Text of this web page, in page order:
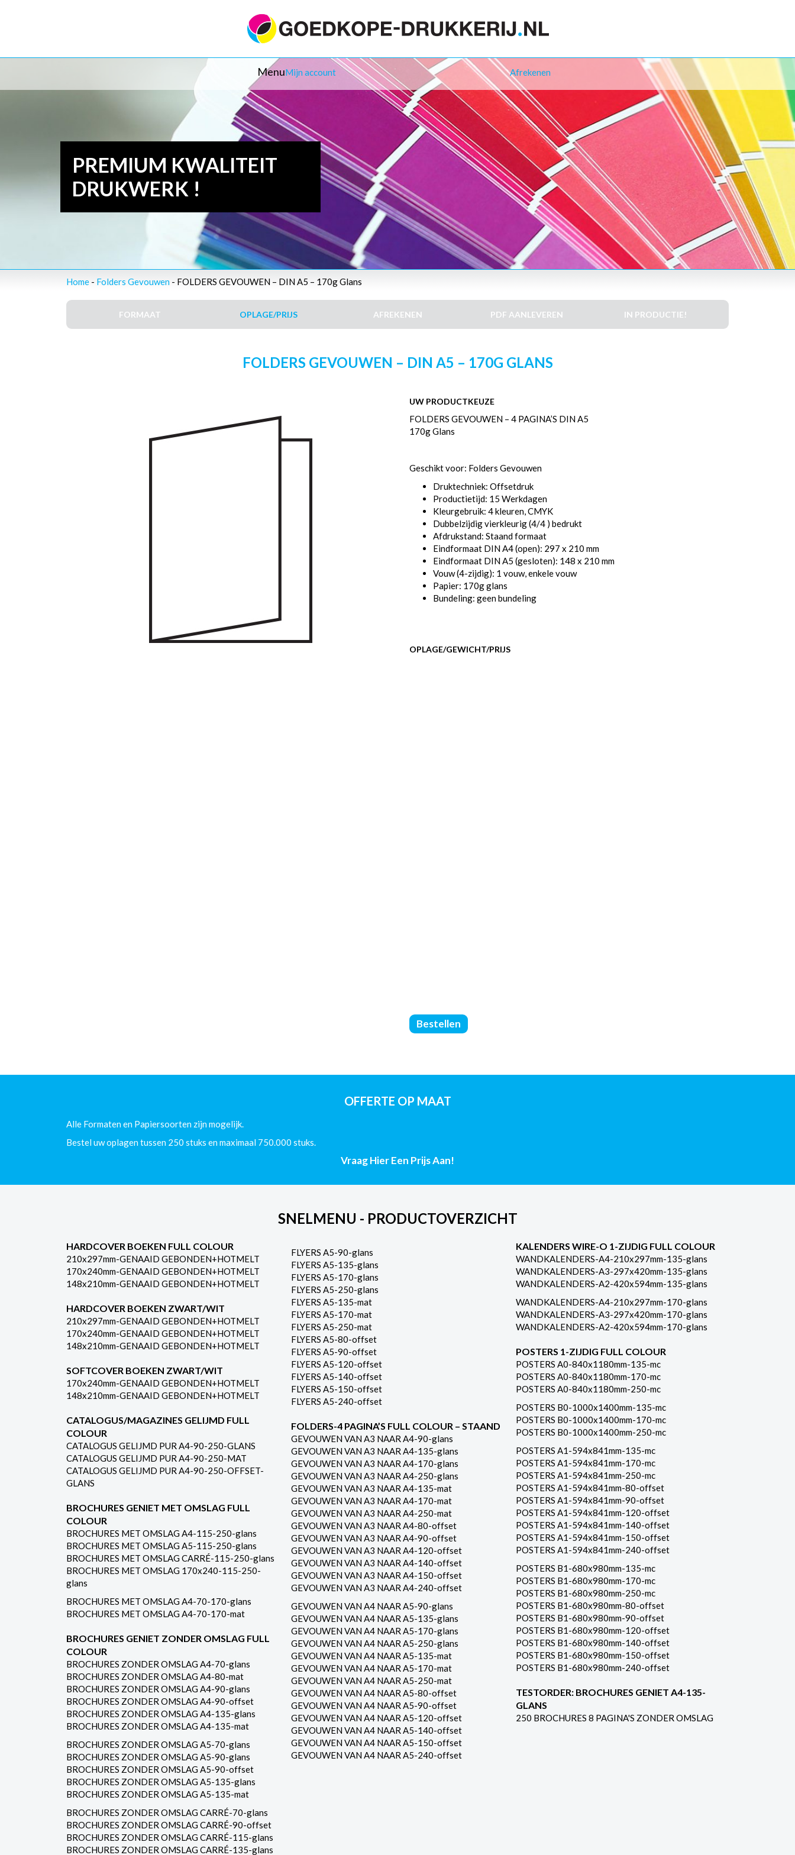
MenuMijn account Afrekenen
PREMIUM KWALITEIT
DRUKWERK !
Home - Folders Gevouwen - FOLDERS GEVOUWEN – DIN A5 – 170g Glans
FORMAAT OPLAGE/PRIJS AFREKENEN PDF AANLEVEREN IN PRODUCTIE!
FOLDERS GEVOUWEN – DIN A5 – 170G GLANS
UW PRODUCTKEUZE
FOLDERS GEVOUWEN – 4 PAGINA’S DIN A5
170g Glans
Geschikt voor: Folders Gevouwen
Druktechniek: Offsetdruk
Productietijd: 15 Werkdagen
Kleurgebruik: 4 kleuren, CMYK
Dubbelzijdig vierkleurig (4/4 ) bedrukt
Afdrukstand: Staand formaat
Eindformaat DIN A4 (open): 297 x 210 mm
Eindformaat DIN A5 (gesloten): 148 x 210 mm
Vouw (4-zijdig): 1 vouw, enkele vouw
Papier: 170g glans
Bundeling: geen bundeling
OPLAGE/GEWICHT/PRIJS
FOLDERS
GEVOUWEN
170g
Glans
Bestellen
OFFERTE OP MAAT
Alle Formaten en Papiersoorten zijn mogelijk.
Bestel uw oplagen tussen 250 stuks en maximaal 750.000 stuks.
Vraag Hier Een Prijs Aan!
SNELMENU - PRODUCTOVERZICHT
HARDCOVER BOEKEN FULL COLOUR
210x297mm-GENAAID GEBONDEN+HOTMELT
170x240mm-GENAAID GEBONDEN+HOTMELT
148x210mm-GENAAID GEBONDEN+HOTMELT
HARDCOVER BOEKEN ZWART/WIT
210x297mm-GENAAID GEBONDEN+HOTMELT
170x240mm-GENAAID GEBONDEN+HOTMELT
148x210mm-GENAAID GEBONDEN+HOTMELT
SOFTCOVER BOEKEN ZWART/WIT
170x240mm-GENAAID GEBONDEN+HOTMELT
148x210mm-GENAAID GEBONDEN+HOTMELT
CATALOGUS/MAGAZINES GELIJMD FULL
COLOUR
CATALOGUS GELIJMD PUR A4-90-250-GLANS
CATALOGUS GELIJMD PUR A4-90-250-MAT
CATALOGUS GELIJMD PUR A4-90-250-OFFSET-
GLANS
BROCHURES GENIET MET OMSLAG FULL
COLOUR
BROCHURES MET OMSLAG A4-115-250-glans
BROCHURES MET OMSLAG A5-115-250-glans
BROCHURES MET OMSLAG CARRÉ-115-250-glans
BROCHURES MET OMSLAG 170x240-115-250-
glans
BROCHURES MET OMSLAG A4-70-170-glans
BROCHURES MET OMSLAG A4-70-170-mat
BROCHURES GENIET ZONDER OMSLAG FULL
COLOUR
BROCHURES ZONDER OMSLAG A4-70-glans
BROCHURES ZONDER OMSLAG A4-80-mat
BROCHURES ZONDER OMSLAG A4-90-glans
BROCHURES ZONDER OMSLAG A4-90-offset
BROCHURES ZONDER OMSLAG A4-135-glans
BROCHURES ZONDER OMSLAG A4-135-mat
BROCHURES ZONDER OMSLAG A5-70-glans
BROCHURES ZONDER OMSLAG A5-90-glans
BROCHURES ZONDER OMSLAG A5-90-offset
BROCHURES ZONDER OMSLAG A5-135-glans
BROCHURES ZONDER OMSLAG A5-135-mat
BROCHURES ZONDER OMSLAG CARRÉ-70-glans
BROCHURES ZONDER OMSLAG CARRÉ-90-offset
BROCHURES ZONDER OMSLAG CARRÉ-115-glans
BROCHURES ZONDER OMSLAG CARRÉ-135-glans
FLYERS A5-90-glans
FLYERS A5-135-glans
FLYERS A5-170-glans
FLYERS A5-250-glans
FLYERS A5-135-mat
FLYERS A5-170-mat
FLYERS A5-250-mat
FLYERS A5-80-offset
FLYERS A5-90-offset
FLYERS A5-120-offset
FLYERS A5-140-offset
FLYERS A5-150-offset
FLYERS A5-240-offset
FOLDERS-4 PAGINA’S FULL COLOUR – STAAND
GEVOUWEN VAN A3 NAAR A4-90-glans
GEVOUWEN VAN A3 NAAR A4-135-glans
GEVOUWEN VAN A3 NAAR A4-170-glans
GEVOUWEN VAN A3 NAAR A4-250-glans
GEVOUWEN VAN A3 NAAR A4-135-mat
GEVOUWEN VAN A3 NAAR A4-170-mat
GEVOUWEN VAN A3 NAAR A4-250-mat
GEVOUWEN VAN A3 NAAR A4-80-offset
GEVOUWEN VAN A3 NAAR A4-90-offset
GEVOUWEN VAN A3 NAAR A4-120-offset
GEVOUWEN VAN A3 NAAR A4-140-offset
GEVOUWEN VAN A3 NAAR A4-150-offset
GEVOUWEN VAN A3 NAAR A4-240-offset
GEVOUWEN VAN A4 NAAR A5-90-glans
GEVOUWEN VAN A4 NAAR A5-135-glans
GEVOUWEN VAN A4 NAAR A5-170-glans
GEVOUWEN VAN A4 NAAR A5-250-glans
GEVOUWEN VAN A4 NAAR A5-135-mat
GEVOUWEN VAN A4 NAAR A5-170-mat
GEVOUWEN VAN A4 NAAR A5-250-mat
GEVOUWEN VAN A4 NAAR A5-80-offset
GEVOUWEN VAN A4 NAAR A5-90-offset
GEVOUWEN VAN A4 NAAR A5-120-offset
GEVOUWEN VAN A4 NAAR A5-140-offset
GEVOUWEN VAN A4 NAAR A5-150-offset
GEVOUWEN VAN A4 NAAR A5-240-offset
KALENDERS WIRE-O 1-ZIJDIG FULL COLOUR
WANDKALENDERS-A4-210x297mm-135-glans
WANDKALENDERS-A3-297x420mm-135-glans
WANDKALENDERS-A2-420x594mm-135-glans
WANDKALENDERS-A4-210x297mm-170-glans
WANDKALENDERS-A3-297x420mm-170-glans
WANDKALENDERS-A2-420x594mm-170-glans
POSTERS 1-ZIJDIG FULL COLOUR
POSTERS A0-840x1180mm-135-mc
POSTERS A0-840x1180mm-170-mc
POSTERS A0-840x1180mm-250-mc
POSTERS B0-1000x1400mm-135-mc
POSTERS B0-1000x1400mm-170-mc
POSTERS B0-1000x1400mm-250-mc
POSTERS A1-594x841mm-135-mc
POSTERS A1-594x841mm-170-mc
POSTERS A1-594x841mm-250-mc
POSTERS A1-594x841mm-80-offset
POSTERS A1-594x841mm-90-offset
POSTERS A1-594x841mm-120-offset
POSTERS A1-594x841mm-140-offset
POSTERS A1-594x841mm-150-offset
POSTERS A1-594x841mm-240-offset
POSTERS B1-680x980mm-135-mc
POSTERS B1-680x980mm-170-mc
POSTERS B1-680x980mm-250-mc
POSTERS B1-680x980mm-80-offset
POSTERS B1-680x980mm-90-offset
POSTERS B1-680x980mm-120-offset
POSTERS B1-680x980mm-140-offset
POSTERS B1-680x980mm-150-offset
POSTERS B1-680x980mm-240-offset
TESTORDER: BROCHURES GENIET A4-135-
GLANS
250 BROCHURES 8 PAGINA'S ZONDER OMSLAG